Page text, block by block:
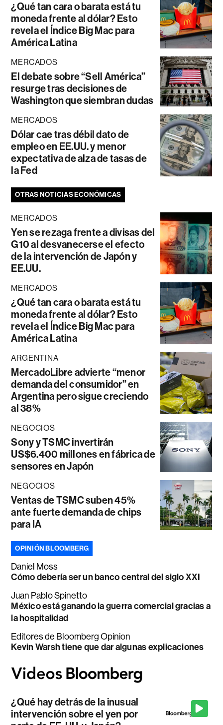
¿Qué tan cara o barata está tu
moneda frente al dólar? Esto
revela el Índice Big Mac para
América Latina
MERCADOS
El debate sobre “Sell América”
resurge tras decisiones de
Washington que siembran dudas
MERCADOS
Dólar cae tras débil dato de
empleo en EE.UU. y menor
expectativa de alza de tasas de
la Fed
OTRAS NOTICIAS ECONÓMICAS
MERCADOS
Yen se rezaga frente a divisas del
G10 al desvanecerse el efecto
de la intervención de Japón y
EE.UU.
MERCADOS
¿Qué tan cara o barata está tu
moneda frente al dólar? Esto
revela el Índice Big Mac para
América Latina
ARGENTINA
MercadoLibre advierte “menor
demanda del consumidor” en
Argentina pero sigue creciendo
al 38%
NEGOCIOS
Sony y TSMC invertirán
US$6.400 millones en fábrica de
sensores en Japón
NEGOCIOS
Ventas de TSMC suben 45%
ante fuerte demanda de chips
para IA
OPINIÓN BLOOMBERG
Daniel Moss
Cómo debería ser un banco central del siglo XXI
Juan Pablo Spinetto
México está ganando la guerra comercial gracias a
la hospitalidad
Editores de Bloomberg Opinion
Kevin Warsh tiene que dar algunas explicaciones
¿Qué hay detrás de la inusual
intervención sobre el yen por